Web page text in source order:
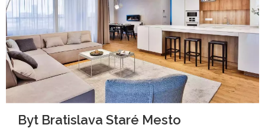
Byt Bratislava Staré Mesto